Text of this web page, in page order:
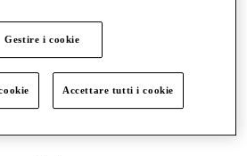
Gestire i cookie
Accettare tutti i cookie